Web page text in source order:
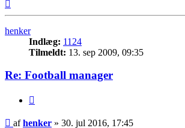
henker
Indlæg: 1124
Tilmeldt: 13. sep 2009, 09:35
Re: Football manager
Indlæg
afhenker » 30. jul 2016, 17:45